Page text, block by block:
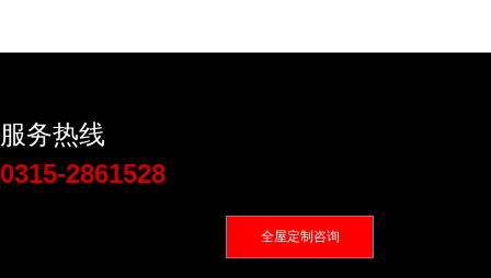
服务热线
0315-2861528
全屋定制咨询